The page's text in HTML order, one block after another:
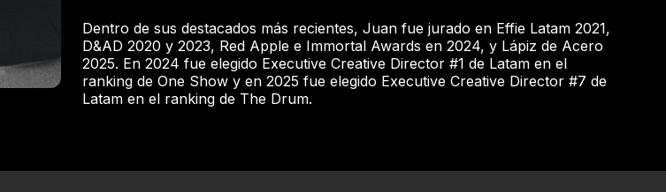
Dentro de sus destacados más recientes, Juan fue jurado en Effie Latam 2021,
D&AD 2020 y 2023, Red Apple e Immortal Awards en 2024, y Lápiz de Acero
2025. En 2024 fue elegido Executive Creative Director #1 de Latam en el
ranking de One Show y en 2025 fue elegido Executive Creative Director #7 de
Latam en el ranking de The Drum.